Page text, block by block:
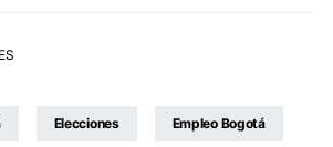
Elecciones Empleo Bogotá